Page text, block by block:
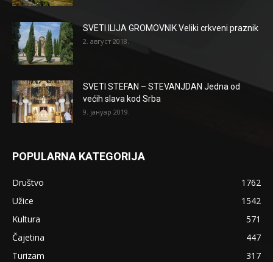
SVETI ILIJA GROMOVNIK Veliki crkveni praznik
2. август 2018.
SVETI STEFAN – STEVANJDAN Jedna od
većih slava kod Srba
9. јануар 2019.
POPULARNA KATEGORIJA
Društvo
1762
Užice
1542
Kultura
571
Čajetina
447
Turizam
317